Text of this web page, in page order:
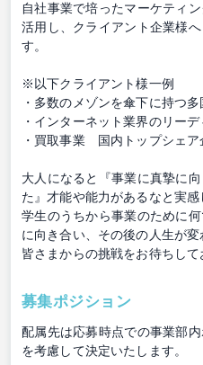
⾃社事業で培ったマーケティ
活⽤し、クライアント企業様
す。
※以下クライアント様⼀例
・多数のメゾンを傘下に持つ
・インターネット業界のリー
・買取事業 国内トップシェア
⼤⼈になると『事業に真摯に
た』才能や能⼒があるなと実感
学⽣のうちから事業のために
に向き合い、その後の⼈⽣が
皆さまからの挑戦をお待ちして
募集ポジション
配属先は応募時点での事業部
を考慮して決定いたします。